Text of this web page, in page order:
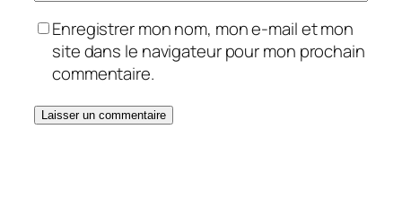
Enregistrer mon nom, mon e-mail et mon
site dans le navigateur pour mon prochain
commentaire.